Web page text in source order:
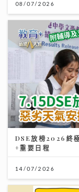
08/07/2026
DSE放榜2026終
+重要日程
14/07/2026